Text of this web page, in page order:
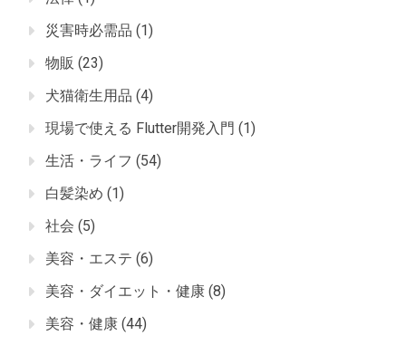
災害時必需品 (1)
物販 (23)
犬猫衛生用品 (4)
現場で使える Flutter開発入門 (1)
生活・ライフ (54)
白髪染め (1)
社会 (5)
美容・エステ (6)
美容・ダイエット・健康 (8)
美容・健康 (44)